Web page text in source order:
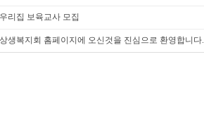
우리집 보육교사 모집
상생복지회 홈페이지에 오신것을 진심으로 환영합니다.